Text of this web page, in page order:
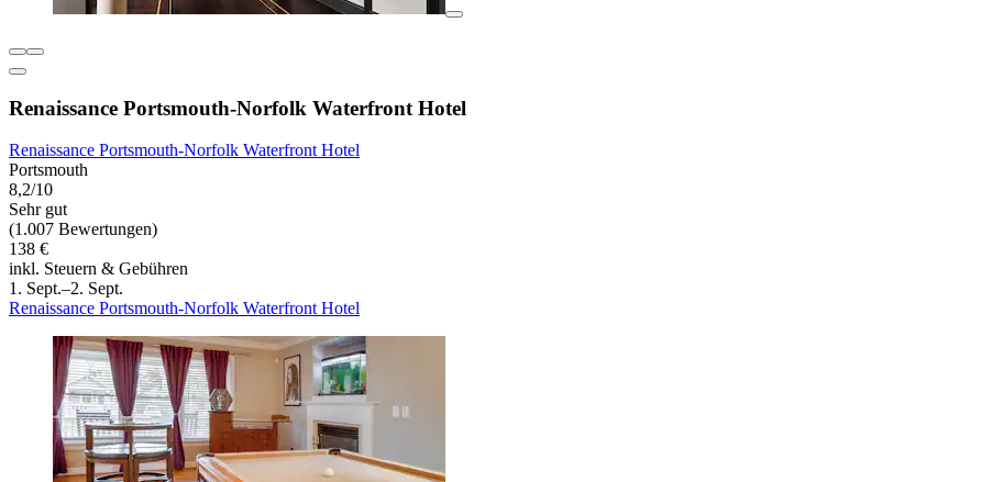
Renaissance Portsmouth-Norfolk Waterfront Hotel
Renaissance Portsmouth-Norfolk Waterfront Hotel
Portsmouth
8,2/10
Sehr gut
(1.007 Bewertungen)
138 €
inkl. Steuern & Gebühren
1. Sept.–2. Sept.
Renaissance Portsmouth-Norfolk Waterfront Hotel